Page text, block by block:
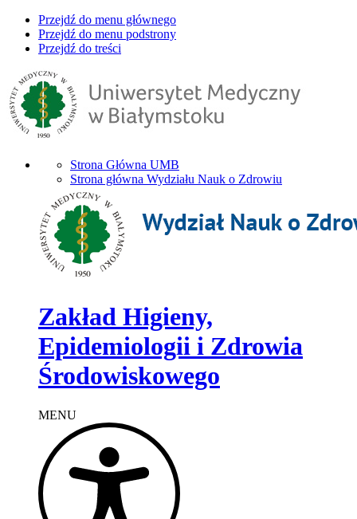
Przejdź do menu głównego
Przejdź do menu podstrony
Przejdź do treści
Strona Główna UMB
Strona główna Wydziału Nauk o Zdrowiu
Zakład Higieny,
Epidemiologii i Zdrowia
Środowiskowego
MENU